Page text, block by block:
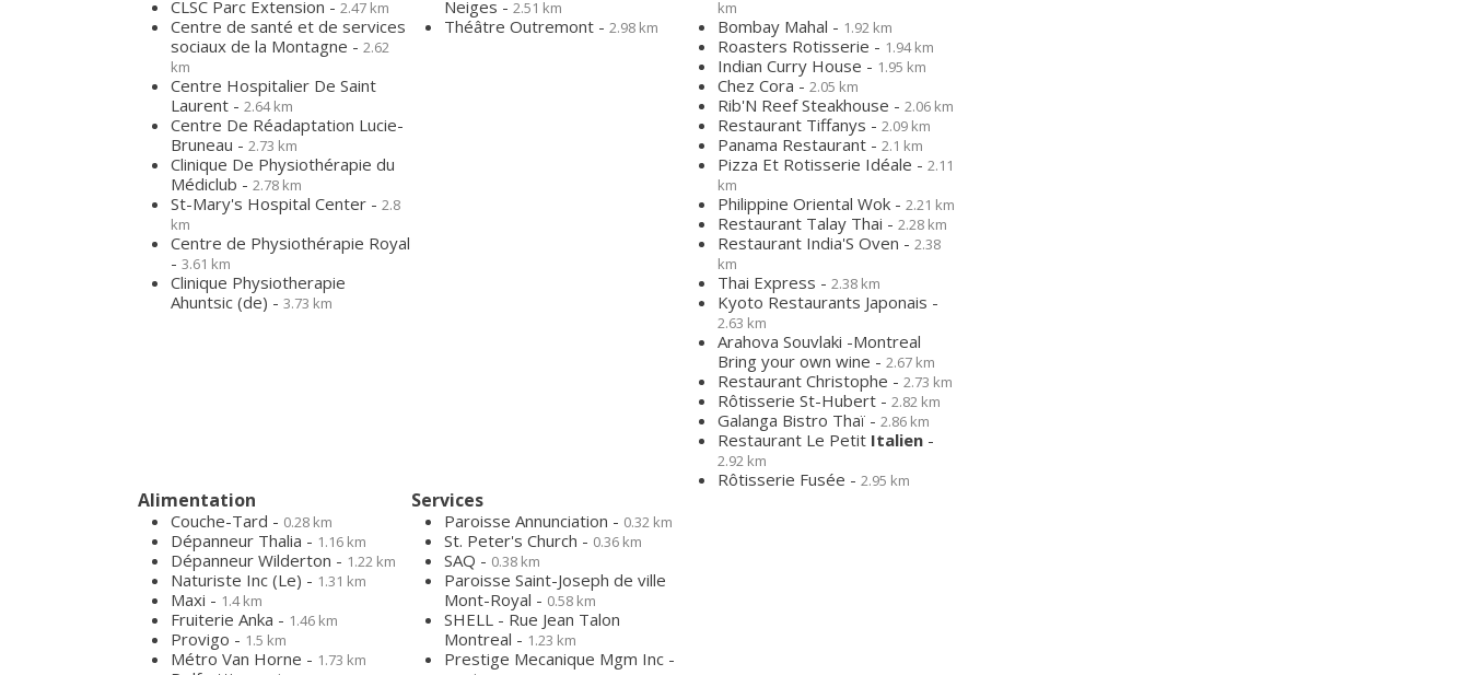
CLSC Parc Extension - 2.47 km
Centre de santé et de services
sociaux de la Montagne - 2.62
km
Centre Hospitalier De Saint
Laurent - 2.64 km
Centre De Réadaptation Lucie-
Bruneau - 2.73 km
Clinique De Physiothérapie du
Médiclub - 2.78 km
St-Mary's Hospital Center - 2.8
km
Centre de Physiothérapie Royal
- 3.61 km
Clinique Physiotherapie
Ahuntsic (de) - 3.73 km
Neiges - 2.51 km
Théâtre Outremont - 2.98 km
km
Bombay Mahal - 1.92 km
Roasters Rotisserie - 1.94 km
Indian Curry House - 1.95 km
Chez Cora - 2.05 km
Rib'N Reef Steakhouse - 2.06 km
Restaurant Tiffanys - 2.09 km
Panama Restaurant - 2.1 km
Pizza Et Rotisserie Idéale - 2.11
km
Philippine Oriental Wok - 2.21 km
Restaurant Talay Thai - 2.28 km
Restaurant India'S Oven - 2.38
km
Thai Express - 2.38 km
Kyoto Restaurants Japonais -
2.63 km
Arahova Souvlaki -Montreal
Bring your own wine - 2.67 km
Restaurant Christophe - 2.73 km
Rôtisserie St-Hubert - 2.82 km
Galanga Bistro Thaï - 2.86 km
Restaurant Le Petit Italien -
2.92 km
Rôtisserie Fusée - 2.95 km
Alimentation
Couche-Tard - 0.28 km
Dépanneur Thalia - 1.16 km
Dépanneur Wilderton - 1.22 km
Naturiste Inc (Le) - 1.31 km
Maxi - 1.4 km
Fruiterie Anka - 1.46 km
Provigo - 1.5 km
Métro Van Horne - 1.73 km
Services
Paroisse Annunciation - 0.32 km
St. Peter's Church - 0.36 km
SAQ - 0.38 km
Paroisse Saint-Joseph de ville
Mont-Royal - 0.58 km
SHELL - Rue Jean Talon
Montreal - 1.23 km
Prestige Mecanique Mgm Inc -